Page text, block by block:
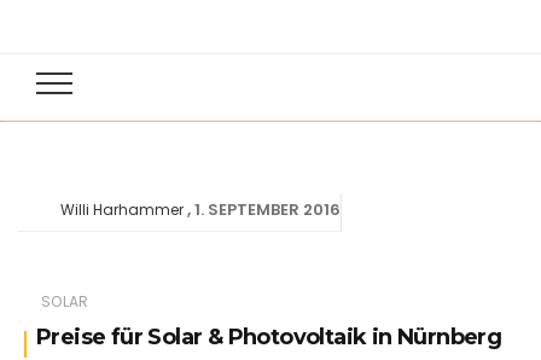
SOLAR
Preise für Solar & Photovoltaik in Nürnberg
Willi Harhammer 1. SEPTEMBER 2016